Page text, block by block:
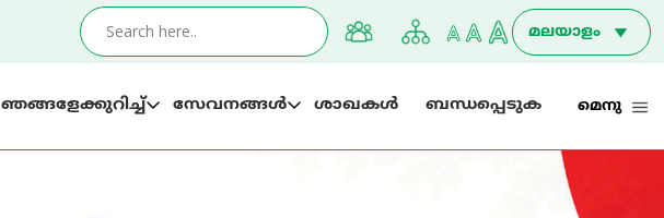
മലയാളം
ഞങ്ങളേക്കുറിച്ച് സേവനങ്ങൾ ശാഖകൾ ബന്ധപ്പെടുക മെനു